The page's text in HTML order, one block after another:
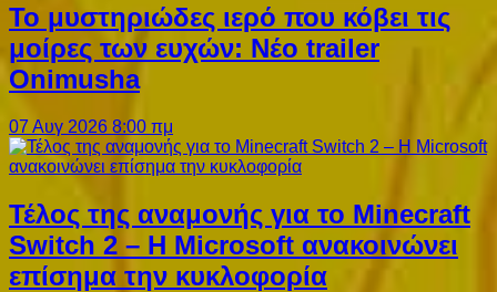
Το μυστηριώδες ιερό που κόβει τις
μοίρες των ευχών: Νέο trailer
Onimusha
07 Αυγ 2026 8:00 πμ
Τέλος της αναμονής για το Minecraft
Switch 2 – Η Microsoft ανακοινώνει
επίσημα την κυκλοφορία